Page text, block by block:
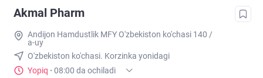
Akmal Pharm
Andijon Hamdustlik MFY O'zbekiston ko'chasi 140 /
a-uy
O'zbekiston ko'chasi. Korzinka yonidagi
Yopiq · 08:00 da ochiladi